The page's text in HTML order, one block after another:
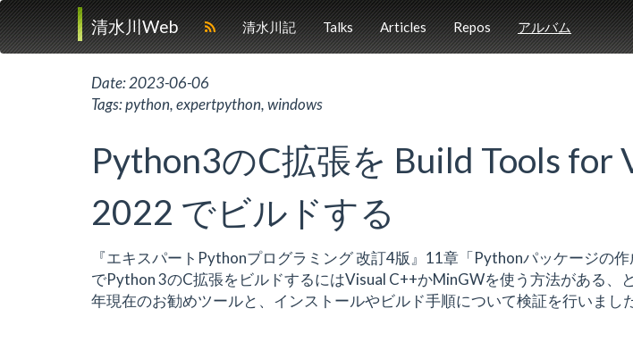
清水川Web 清水川記 Talks Articles Repos アルバム
Date:2023-06-06
Tags:python,expertpython,windows
Python3のC拡張を Build Tools for
2022 でビルドする
『エキスパートPythonプログラミング 改訂4版』11章「Pythonパッケージの
でPython 3のC拡張をビルドするにはVisual C++かMinGWを使う方法がある、
年現在のお勧めツールと、インストールやビルド手順について検証を行いました